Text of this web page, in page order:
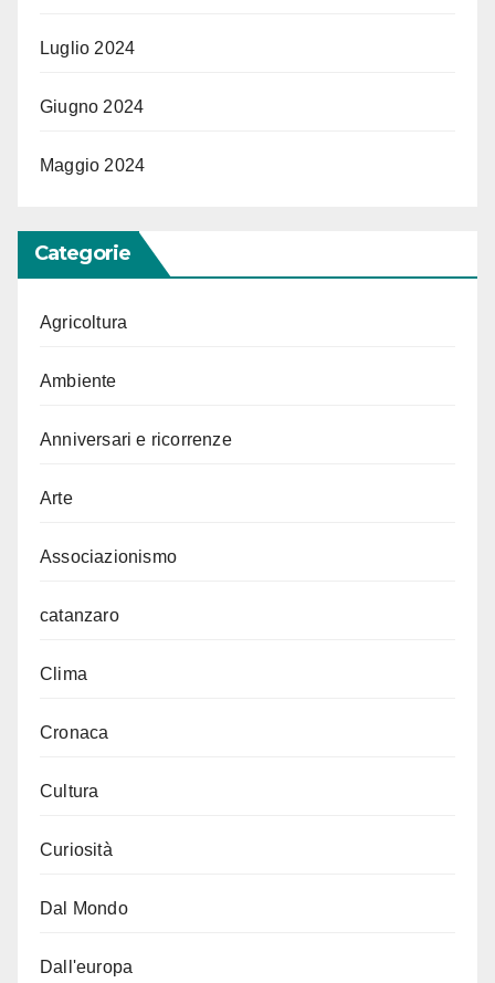
Luglio 2024
Giugno 2024
Maggio 2024
Categorie
Agricoltura
Ambiente
Anniversari e ricorrenze
Arte
Associazionismo
catanzaro
Clima
Cronaca
Cultura
Curiosità
Dal Mondo
Dall'europa